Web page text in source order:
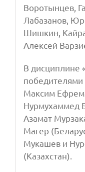
Воротынцев,
Лабазанов,
Шишкин,
Алексей
В дисциплине
победителями
Максим
Нурмухаммед
Азамат
Магер
Мукашев и
(Казахстан).